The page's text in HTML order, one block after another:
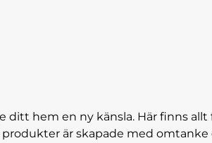
hem en ny känsla. Här finns allt
är skapade med omtanke